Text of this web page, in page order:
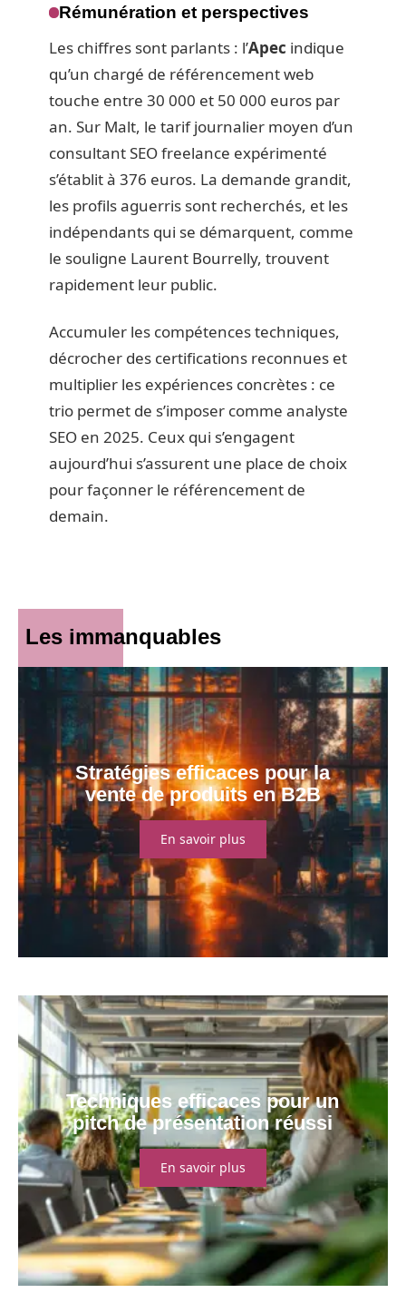
Rémunération et perspectives
Les chiffres sont parlants : l’Apec indique
qu’un chargé de référencement web
touche entre 30 000 et 50 000 euros par
an. Sur Malt, le tarif journalier moyen d’un
consultant SEO freelance expérimenté
s’établit à 376 euros. La demande grandit,
les profils aguerris sont recherchés, et les
indépendants qui se démarquent, comme
le souligne Laurent Bourrelly, trouvent
rapidement leur public.
Accumuler les compétences techniques,
décrocher des certifications reconnues et
multiplier les expériences concrètes : ce
trio permet de s’imposer comme analyste
SEO en 2025. Ceux qui s’engagent
aujourd’hui s’assurent une place de choix
pour façonner le référencement de
demain.
Les immanquables
Stratégies efficaces pour la
vente de produits en B2B
En savoir plus
Techniques efficaces pour un
pitch de présentation réussi
En savoir plus